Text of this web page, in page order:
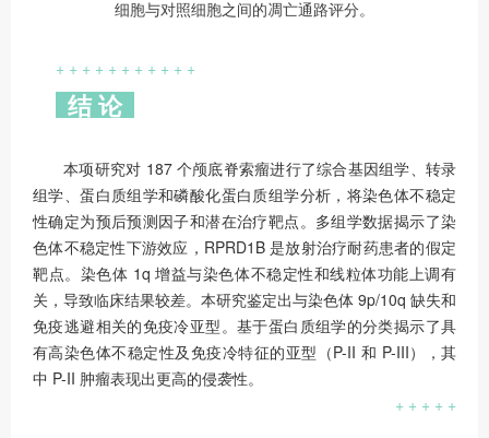
细胞与对照细胞之间的凋亡通路评分。
+ + + + + + + + + + +
结 论
本项研究对 187 个颅底脊索瘤进行了综合基因组学、转录
组学、蛋白质组学和磷酸化蛋白质组学分析，将染色体不稳定
性确定为预后预测因子和潜在治疗靶点。多组学数据揭示了染
色体不稳定性下游效应，RPRD1B 是放射治疗耐药患者的假定
靶点。染色体 1q 增益与染色体不稳定性和线粒体功能上调有
关，导致临床结果较差。本研究鉴定出与染色体 9p/10q 缺失和
免疫逃避相关的免疫冷亚型。基于蛋白质组学的分类揭示了具
有高染色体不稳定性及免疫冷特征的亚型（P-II 和 P-III），其
中 P-II 肿瘤表现出更高的侵袭性。
+ + + + +